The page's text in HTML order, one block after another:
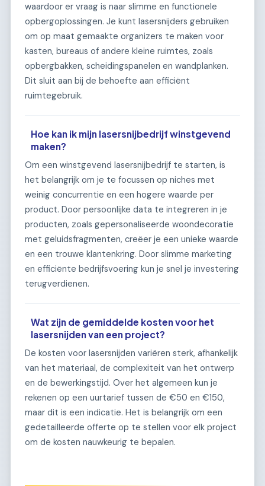
waardoor er vraag is naar slimme en functionele
opbergoplossingen. Je kunt lasersnijders gebruiken
om op maat gemaakte organizers te maken voor
kasten, bureaus of andere kleine ruimtes, zoals
opbergbakken, scheidingspanelen en wandplanken.
Dit sluit aan bij de behoefte aan efficiënt
ruimtegebruik.
Hoe kan ik mijn lasersnijbedrijf winstgevend
maken?
Om een winstgevend lasersnijbedrijf te starten, is
het belangrijk om je te focussen op niches met
weinig concurrentie en een hogere waarde per
product. Door persoonlijke data te integreren in je
producten, zoals gepersonaliseerde woondecoratie
met geluidsfragmenten, creëer je een unieke waarde
en een trouwe klantenkring. Door slimme marketing
en efficiënte bedrijfsvoering kun je snel je investering
terugverdienen.
Wat zijn de gemiddelde kosten voor het
lasersnijden van een project?
De kosten voor lasersnijden variëren sterk, afhankelijk
van het materiaal, de complexiteit van het ontwerp
en de bewerkingstijd. Over het algemeen kun je
rekenen op een uurtarief tussen de €50 en €150,
maar dit is een indicatie. Het is belangrijk om een
gedetailleerde offerte op te stellen voor elk project
om de kosten nauwkeurig te bepalen.